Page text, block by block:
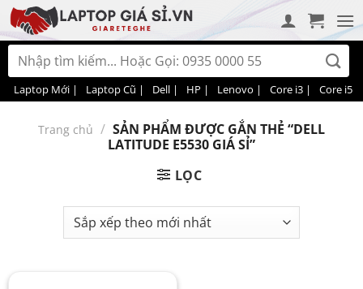
Bỏ
qua
nội
dung
Tìm
kiếm:
Laptop Mới | Laptop Cũ | Dell | HP | Lenovo | Core i3 | Core i5 |
Trang chủ / SẢN PHẨM ĐƯỢC GẮN THẺ “DELL
LATITUDE E5530 GIÁ SỈ”
LỌC